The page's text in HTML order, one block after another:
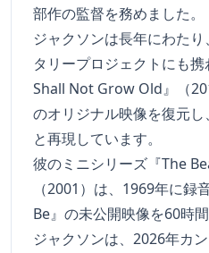
部作の監督を務めました。
ジャクソンは長年にわた
タリープロジェクトにも
Shall Not Grow Old』（
のオリジナル映像を復元
と再現しています。
彼のミニシリーズ『The
（2001）は、1969年に
Be』の未公開映像を60時
ジャクソンは、2026年カ